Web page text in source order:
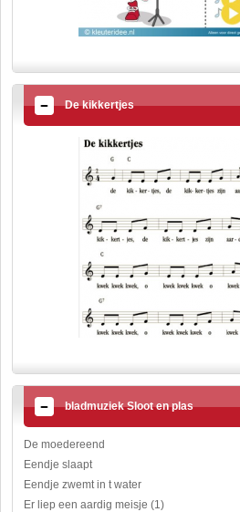
De kikkertjes
bladmuziek Sloot en plas
De moedereend
Eendje slaapt
Eendje zwemt in t water
Er liep een aardig meisje (1)